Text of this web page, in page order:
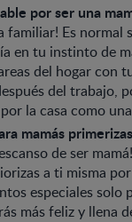
por ser una
familiar! Es normal
en tu instinto de
del hogar con
del trabajo,
la casa como
mamás
de ser
a ti misma
especiales solo
más feliz y llena